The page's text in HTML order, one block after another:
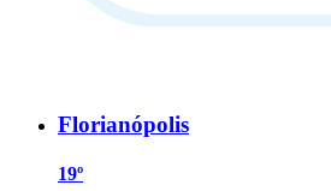
Florianópolis
19º